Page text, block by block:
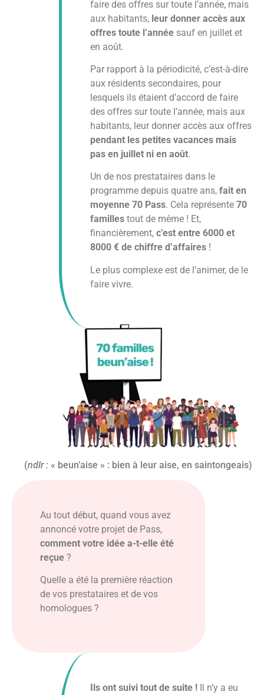
faire des offres sur toute l’année, mais
aux habitants, leur donner accès aux
offres toute l’année sauf en juillet et
en août.
Par rapport à la périodicité, c’est-à-dire
aux résidents secondaires, pour
lesquels ils étaient d’accord de faire
des offres sur toute l’année, mais aux
habitants, leur donner accès aux offres
pendant les petites vacances mais
pas en juillet ni en août.
Un de nos prestataires dans le
programme depuis quatre ans, fait en
moyenne 70 Pass. Cela représente 70
familles tout de même ! Et,
financièrement, c’est entre 6000 et
8000 € de chiffre d’affaires !
Le plus complexe est de l’animer, de le
faire vivre.
(ndlr : « beun’aise » : bien à leur aise, en saintongeais)
Au tout début, quand vous avez
annoncé votre projet de Pass,
comment votre idée a-t-elle été
reçue ?
Quelle a été la première réaction
de vos prestataires et de vos
homologues ?
Ils ont suivi tout de suite ! Il n’y a eu